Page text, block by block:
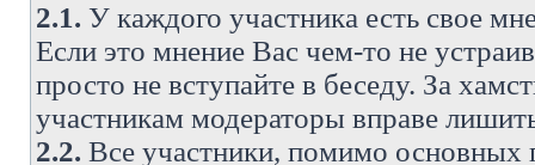
2.1. У каждого участника есть свое
Если это мнение Вас чем-то не
просто не вступайте в беседу. За
участникам модераторы вправе
2.2. Все участники, помимо основных